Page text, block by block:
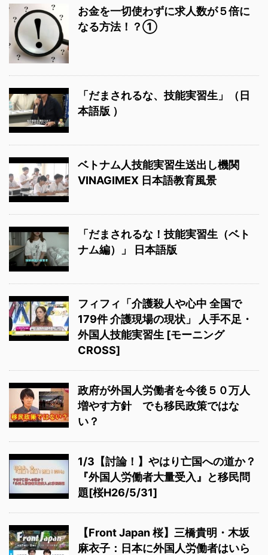
お金を一切使わずに求人数が５倍に
なる方法！？①
「だまされるな、技能実習生」（日
本語版 ）
ベトナム人技能実習生送出し機関
VINAGIMEX 日本語教育風景
「だまされるな！技能実習生（ベト
ナム編）」 日本語版
フィフィ「介護殺人や心中 全国で
179件 介護現場の現状」 人手不足・
外国人技能実習生 [モーニング
CROSS]
政府が外国人労働者を今後５０万人
増やす方針 でも移民政策ではな
い？
1/3【討論！】やはり亡国への道か？
『外国人労働者大量受入』と移民問
題[桜H26/5/31]
【Front Japan 桜】三橋貴明・木坂
麻衣子：日本に外国人労働者はいら